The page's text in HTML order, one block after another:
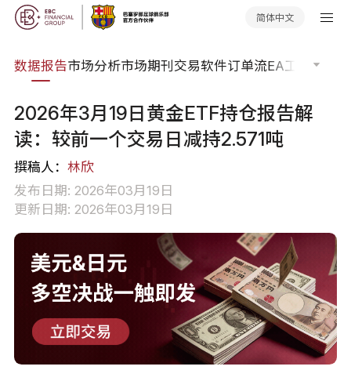
简体中文
数据报告市场分析市场期刊交易软件订单流EA工具库
2026年3月19日黄金ETF持仓报告解
读：较前一个交易日减持2.571吨
撰稿人： 林欣
发布日期: 2026年03月19日
更新日期: 2026年03月19日